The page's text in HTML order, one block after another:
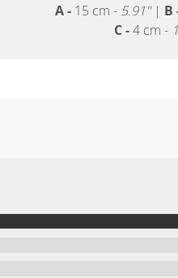
A - 15 cm - 5.91"| B
C -4 cm -